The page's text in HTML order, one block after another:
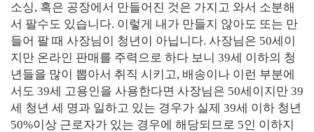
소싱, 혹은 공장에서 만들어진 것은 가지고 와서 소분해
서 팔수도 있습니다. 이렇게 내가 만들지 않아도 또는 만
들어 팔 때 사장님이 청년이 아닙니다. 사장님은 50세이
지만 온라인 판매를 주력으로 하다 보니 39세 이하의 청
년들을 많이 뽑아서 취직 시키고, 배송이나 이런 부분에
서도 39세 고용인을 사용한다면 사장님은 50세이지만 39
세 청년 세 명과 일하고 있는 경우가 실제 39세 이하 청년
50%이상 근로자가 있는 경우에 해당되므로 5인 이하지